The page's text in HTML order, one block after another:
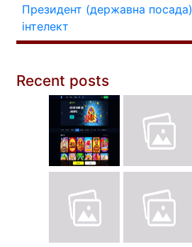
Президент (державна посада)
інтелект
Recent posts